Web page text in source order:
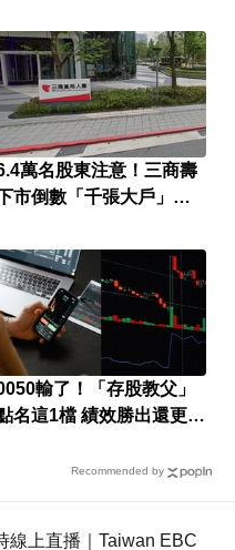
萬名股東注意！三商壽
市倒數「千張大戶」還
輸了！「存股教父」
名這1檔 績效勝出還更抗
Recommended by
線上直播｜Taiwan EBC